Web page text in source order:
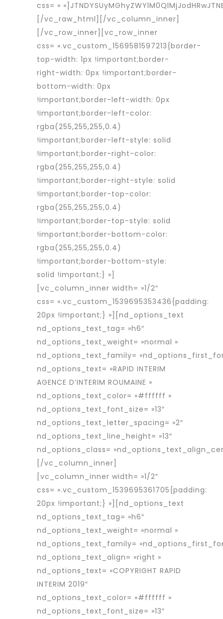
css= »
[/vc_raw_html][/vc_column_inner]
[/vc_row_inner][vc_row_inner
css= ».vc_custom_1569581597213{border-
top-width: 1px !important;border-
right-width: 0px !important;border-
bottom-width: 0px
!important;border-left-width: 0px
!important;border-left-color:
rgba(255,255,255,0.4)
!important;border-left-style: solid
!important;border-right-color:
rgba(255,255,255,0.4)
!important;border-right-style: solid
!important;border-top-color:
rgba(255,255,255,0.4)
!important;border-top-style: solid
!important;border-bottom-color:
rgba(255,255,255,0.4)
!important;border-bottom-style:
solid !important;} »]
[vc_column_inner width= »1/2″
css= ».vc_custom_1539695353436{padding:
20px !important;} »][nd_options_text
nd_options_text_tag= »h6″
nd_options_text_weight= »normal »
nd_options_text_family=
nd_options_text= »RAPID INTERIM
AGENCE D’INTERIM ROUMAINE »
nd_options_text_color= »#ffffff »
nd_options_text_font_size= »13″
nd_options_text_letter_spacing= »2″
nd_options_text_line_height= »13″
nd_options_class=
[/vc_column_inner]
[vc_column_inner width= »1/2″
css= ».vc_custom_1539695361705{padding:
20px !important;} »][nd_options_text
nd_options_text_tag= »h6″
nd_options_text_weight= »normal »
nd_options_text_family=
nd_options_text_align= »right »
nd_options_text= »COPYRIGHT RAPID
INTERIM 2019″
nd_options_text_color= »#ffffff »
nd_options_text_font_size= »13″